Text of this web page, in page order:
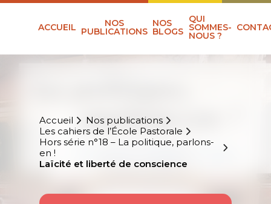
ACCUEIL NOS
PUBLICATIONS
NOS
BLOGS
QUI
SOMMES-
NOUS ?
Accueil
Nos publications
Les cahiers de l’École Pastorale
Hors série n°18 – La politique, parlons-
en !
Laïcité et liberté de conscience